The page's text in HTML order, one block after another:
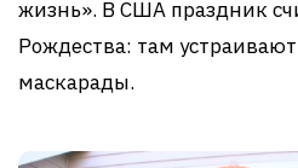
жизнь». В США праздник
Рождества: там
маскарады.